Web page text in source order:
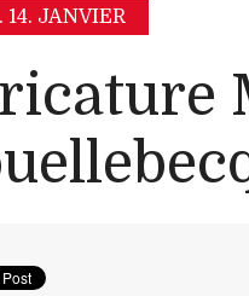
14. JANVIER